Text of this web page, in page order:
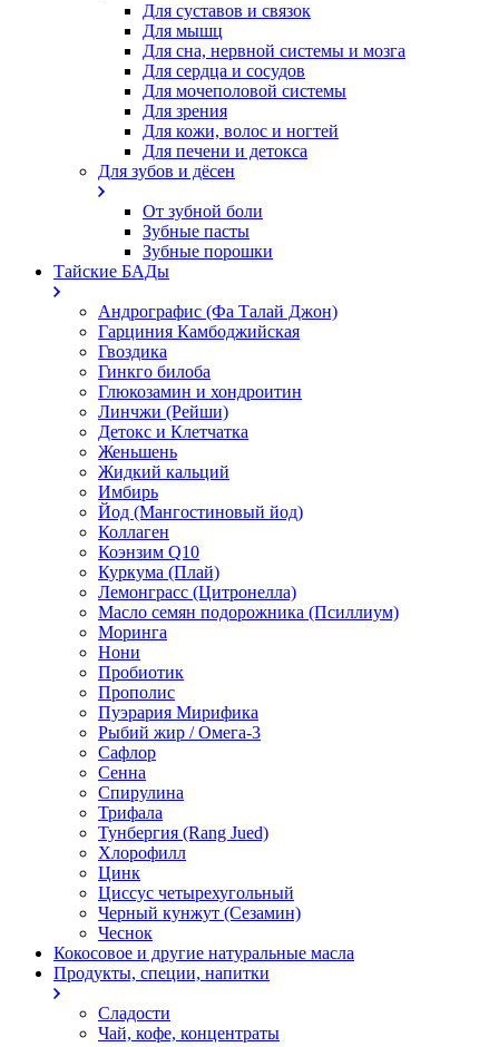
Для суставов и связок
Для мышц
Для сна, нервной системы и мозга
Для сердца и сосудов
Для мочеполовой системы
Для зрения
Для кожи, волос и ногтей
Для печени и детокса
Для зубов и дёсен
От зубной боли
Зубные пасты
Зубные порошки
Тайские БАДы
Андрографис (Фа Талай Джон)
Гарциния Камбоджийская
Гвоздика
Гинкго билоба
Глюкозамин и хондроитин
Линчжи (Рейши)
Детокс и Клетчатка
Женьшень
Жидкий кальций
Имбирь
Йод (Мангостиновый йод)
Коллаген
Коэнзим Q10
Куркума (Плай)
Лемонграсс (Цитронелла)
Масло семян подорожника (Псиллиум)
Моринга
Нони
Пробиотик
Прополис
Пуэрария Мирифика
Рыбий жир / Омега-3
Сафлор
Сенна
Спирулина
Трифала
Тунбергия (Rang Jued)
Хлорофилл
Цинк
Циссус четырехугольный
Черный кунжут (Сезамин)
Чеснок
Кокосовое и другие натуральные масла
Продукты, специи, напитки
Сладости
Чай, кофе, концентраты